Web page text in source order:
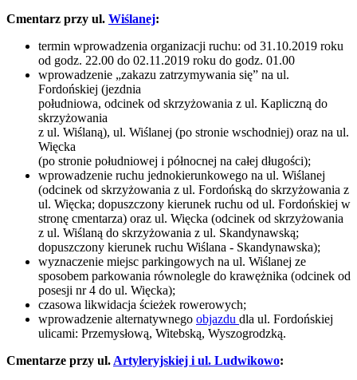
Cmentarz przy ul. Wiślanej:
termin wprowadzenia organizacji ruchu: od 31.10.2019 roku
od godz. 22.00 do 02.11.2019 roku do godz. 01.00
wprowadzenie „zakazu zatrzymywania się” na ul.
Fordońskiej (jezdnia
południowa, odcinek od skrzyżowania z ul. Kapliczną do
skrzyżowania
z ul. Wiślaną), ul. Wiślanej (po stronie wschodniej) oraz na ul.
Więcka
(po stronie południowej i północnej na całej długości);
wprowadzenie ruchu jednokierunkowego na ul. Wiślanej
(odcinek od skrzyżowania z ul. Fordońską do skrzyżowania z
ul. Więcka; dopuszczony kierunek ruchu od ul. Fordońskiej w
stronę cmentarza) oraz ul. Więcka (odcinek od skrzyżowania
z ul. Wiślaną do skrzyżowania z ul. Skandynawską;
dopuszczony kierunek ruchu Wiślana - Skandynawska);
wyznaczenie miejsc parkingowych na ul. Wiślanej ze
sposobem parkowania równolegle do krawężnika (odcinek od
posesji nr 4 do ul. Więcka);
czasowa likwidacja ścieżek rowerowych;
wprowadzenie alternatywnego objazdu dla ul. Fordońskiej
ulicami: Przemysłową, Witebską, Wyszogrodzką.
Cmentarze przy ul. Artyleryjskiej i ul. Ludwikowo: